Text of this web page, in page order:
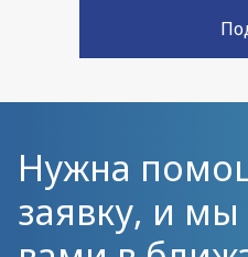
Нужна
заявку, и